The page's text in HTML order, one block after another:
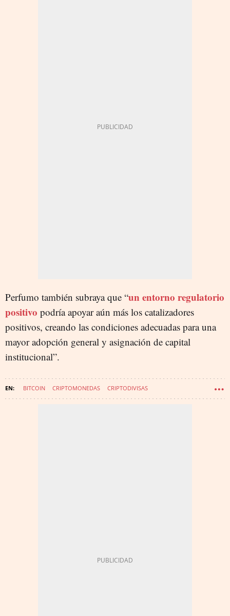
Perfumo también subraya que “un entorno regulatorio
positivo podría apoyar aún más los catalizadores
positivos, creando las condiciones adecuadas para una
mayor adopción general y asignación de capital
institucional”.
BITCOIN CRIPTOMONEDAS CRIPTODIVISAS